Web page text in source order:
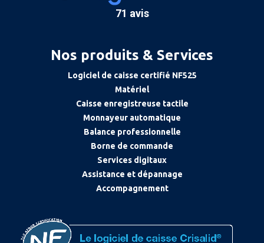
71 avis
Nos produits & Services
Logiciel de caisse certifié NF525
Matériel
Caisse enregistreuse tactile
Monnayeur automatique
Balance professionnelle
Borne de commande
Services digitaux
Assistance et dépannage
Accompagnement